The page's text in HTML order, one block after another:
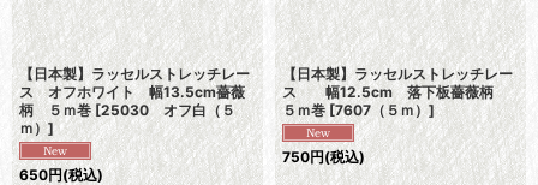
【日本製】ラッセルストレッチレー
ス オフホワイト 幅13.5cm薔薇
柄 ５ｍ巻 [25030 オフ白（５
ｍ）]
650円(税込)
【日本製】ラッセルストレッチレー
ス 幅12.5cm 落下板薔薇柄
５ｍ巻 [7607（５ｍ） ]
750円(税込)